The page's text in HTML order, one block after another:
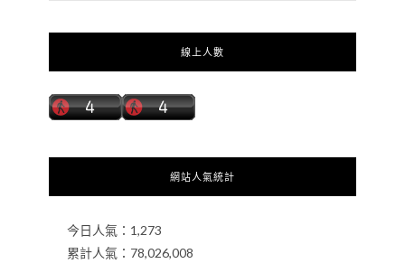
線上人數
網站人氣統計
今日人氣： 1,273
累計人氣： 78,026,008